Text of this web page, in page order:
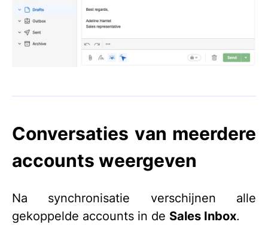
Conversaties van meerdere
accounts weergeven
Na synchronisatie verschijnen alle
gekoppelde accounts in de Sales Inbox.